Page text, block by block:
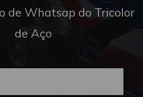
de Whatsap do Tricolor
de Aço